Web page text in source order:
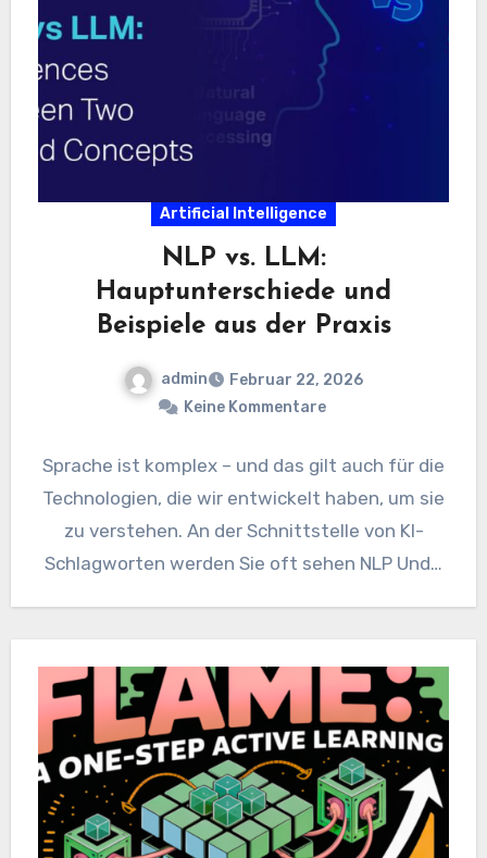
Artificial Intelligence
NLP vs. LLM:
Hauptunterschiede und
Beispiele aus der Praxis
admin
Februar 22, 2026
Keine Kommentare
Sprache ist komplex – und das gilt auch für die
Technologien, die wir entwickelt haben, um sie
zu verstehen. An der Schnittstelle von KI-
Schlagworten werden Sie oft sehen NLP Und…